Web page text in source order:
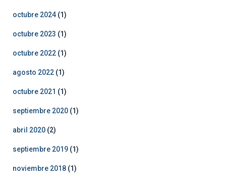
octubre 2024 (1)
octubre 2023 (1)
octubre 2022 (1)
agosto 2022 (1)
octubre 2021 (1)
septiembre 2020 (1)
abril 2020 (2)
septiembre 2019 (1)
noviembre 2018 (1)